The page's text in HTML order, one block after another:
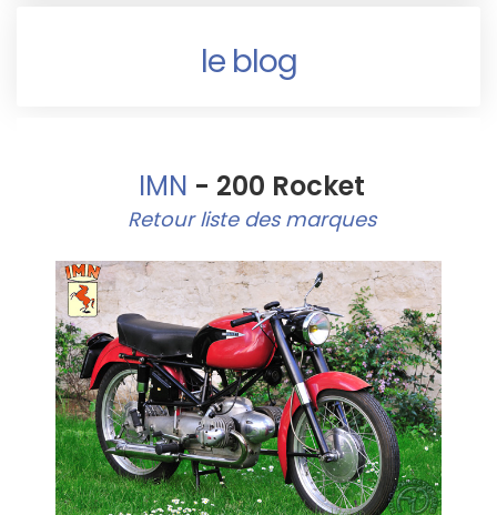
le blog
IMN - 200 Rocket
Retour liste des marques